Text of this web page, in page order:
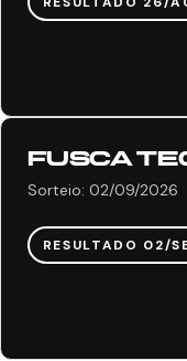
FUSCA
Sorteio: 02/09/2026
RESULTADO 02/